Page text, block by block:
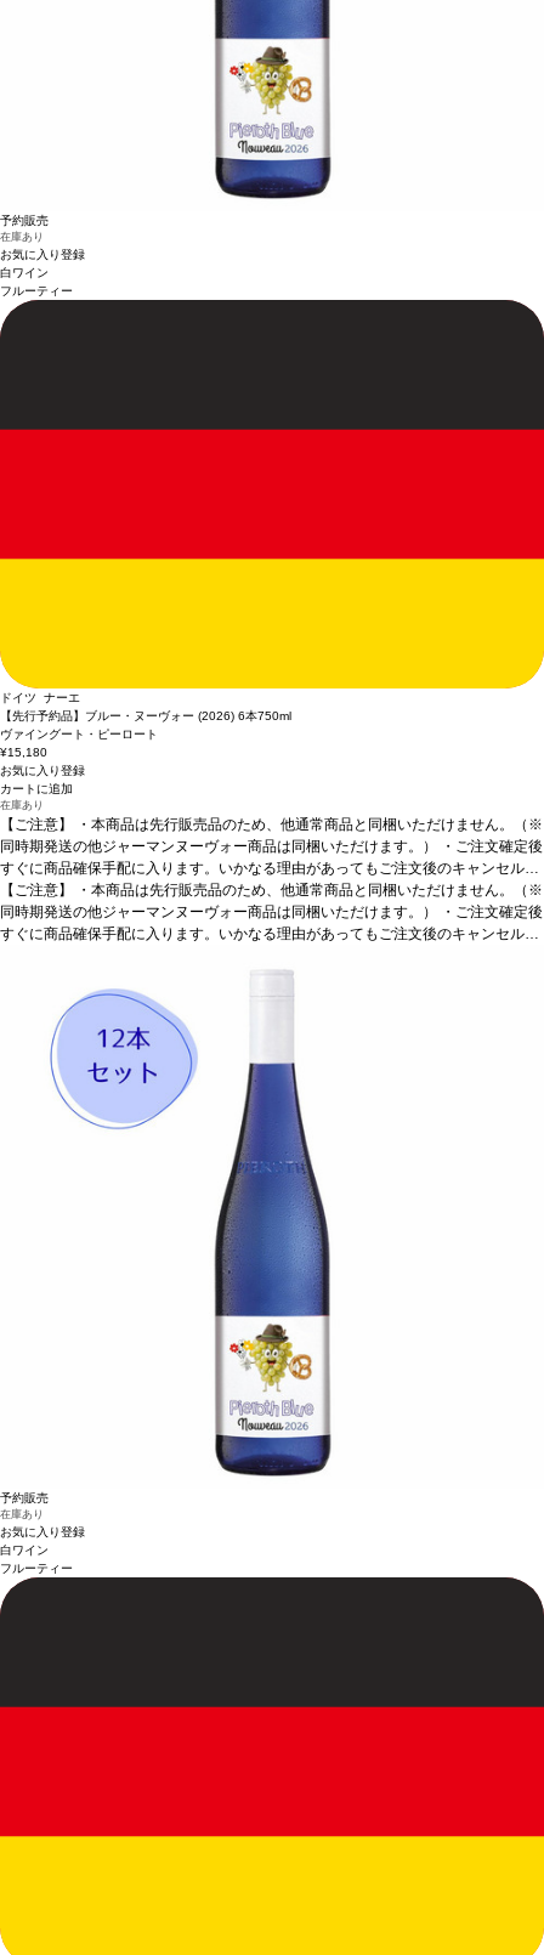
予約販売
在庫あり
お気に入り登録
白ワイン
フルーティー
ドイツ ナーエ
【先行予約品】ブルー・ヌーヴォー (2026) 6本750ml
ヴァイングート・ピーロート
¥15,180
お気に入り登録
カートに追加
在庫あり
【ご注意】
・本商品は先行販売品のため、他通常商品と同梱いただけません。（※
同時期発送の他ジャーマンヌーヴォー商品は同梱いただけます。） ・ご注文確定後
すぐに商品確保手配に入ります。いかなる理由があってもご注文後のキャンセルは
承っておりません。 ・手配完了後、システム設定上ご注文手配完了の通知が送付さ
れますが、出荷は配送予定日に準じます。 ・お届けは12月中旬頃を予定しており
ます。 ・お届け先1件につき送料1,760円を頂戴いたします。 ・値引きクーポンは
【ご注意】
・本商品は先行販売品のため、他通常商品と同梱いただけません。（※
同時期発送の他ジャーマンヌーヴォー商品は同梱いただけます。） ・ご注文確定後
すぐに商品確保手配に入ります。いかなる理由があってもご注文後のキャンセルは
れますが、出荷は配送予定日に準じます。 ・お届けは12月中旬頃を予定しており
ます。 ・お届け先1件につき送料1,760円を頂戴いたします。 ・値引きクーポンは
ご利用いただけません。 ・クール便発送はお選びいただけません。
予約販売
在庫あり
お気に入り登録
白ワイン
フルーティー